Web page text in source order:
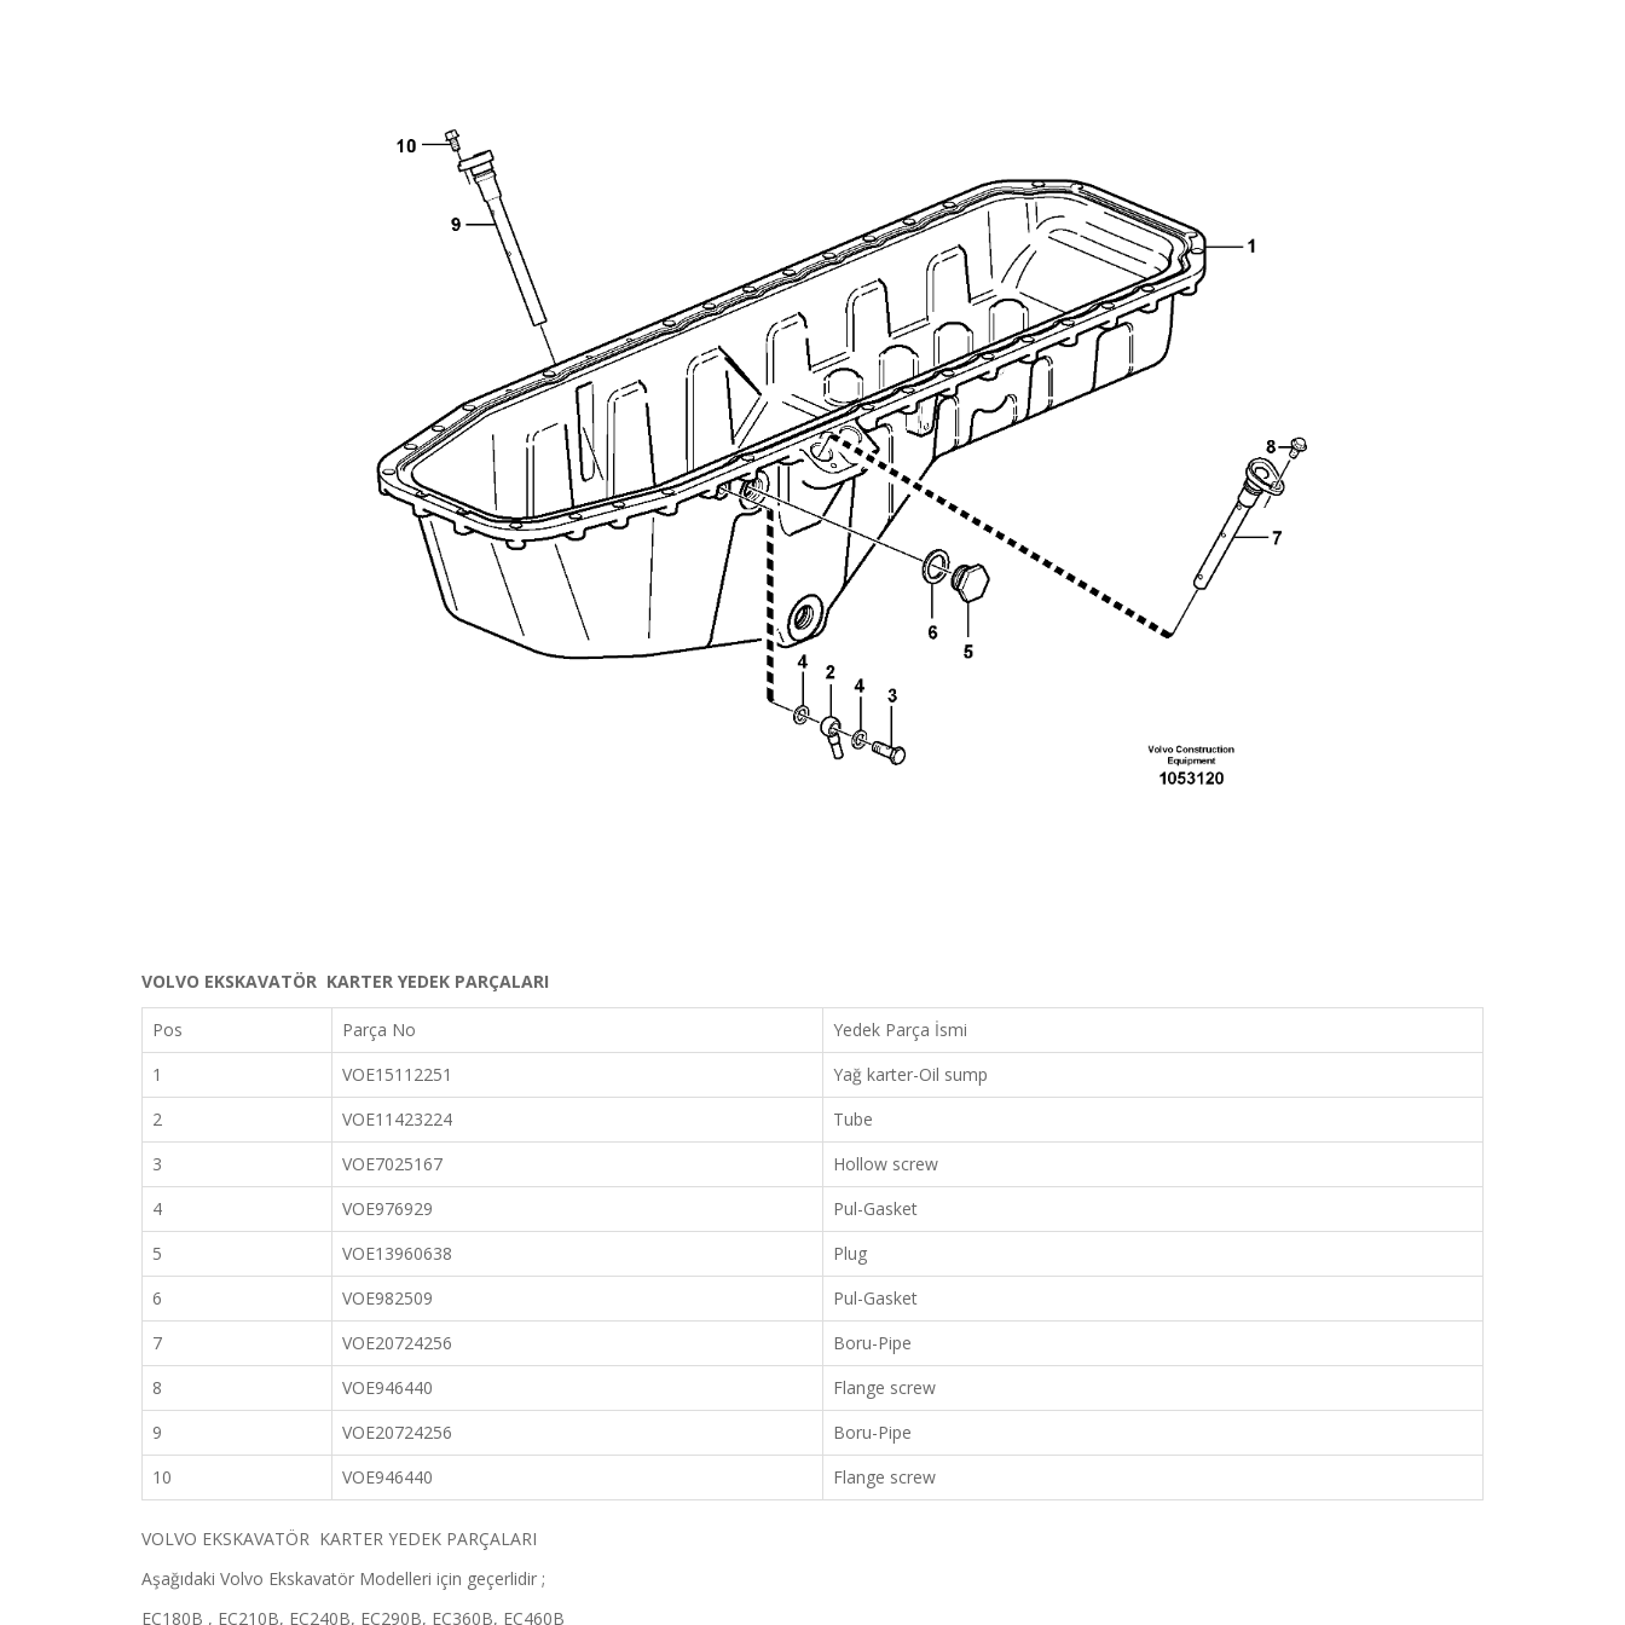
VOLVO EKSKAVATÖR KARTER YEDEK PARÇALARI
Pos Parça No
Yedek Parça İsmi
1
VOE15112251
Yağ karter-Oil sump
2
VOE11423224
Tube
3
VOE7025167
Hollow screw
4
VOE976929
Pul-Gasket
5
VOE13960638
Plug
6
VOE982509
Pul-Gasket
7
VOE20724256
Boru-Pipe
8
VOE946440
Flange screw
9
VOE20724256
Boru-Pipe
10
VOE946440 Flange screw
VOLVO EKSKAVATÖR KARTER YEDEK PARÇALARI
Aşağıdaki Volvo Ekskavatör Modelleri için geçerlidir ;
EC180B , EC210B, EC240B, EC290B, EC360B, EC460B